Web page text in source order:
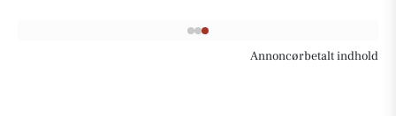
Annoncørbetalt indhold